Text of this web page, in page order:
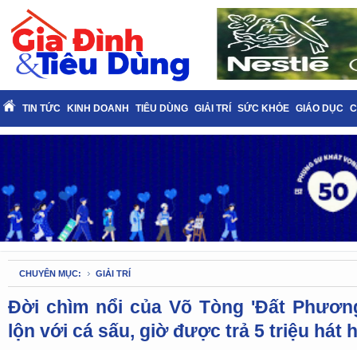
TIN TỨC KINH DOANH TIÊU DÙNG GIẢI TRÍ SỨC KHỎE GIÁO DỤC
CHUYÊN MỤC: GIẢI TRÍ
Đời chìm nổi của Võ Tòng 'Đất
lộn với cá sấu, giờ được trả 5 triệu hát